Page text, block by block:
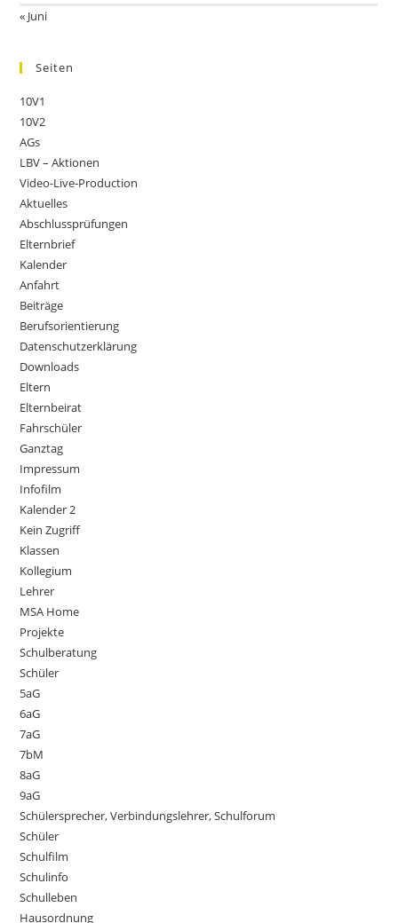
« Juni
Seiten
10V1
10V2
AGs
LBV – Aktionen
Video-Live-Production
Aktuelles
Abschlussprüfungen
Elternbrief
Kalender
Anfahrt
Beiträge
Berufsorientierung
Datenschutzerklärung
Downloads
Eltern
Elternbeirat
Fahrschüler
Ganztag
Impressum
Infofilm
Kalender 2
Kein Zugriff
Klassen
Kollegium
Lehrer
MSA Home
Projekte
Schulberatung
Schüler
5aG
6aG
7aG
7bM
8aG
9aG
Schülersprecher, Verbindungslehrer, Schulforum
Schüler
Schulfilm
Schulinfo
Schulleben
Hausordnung